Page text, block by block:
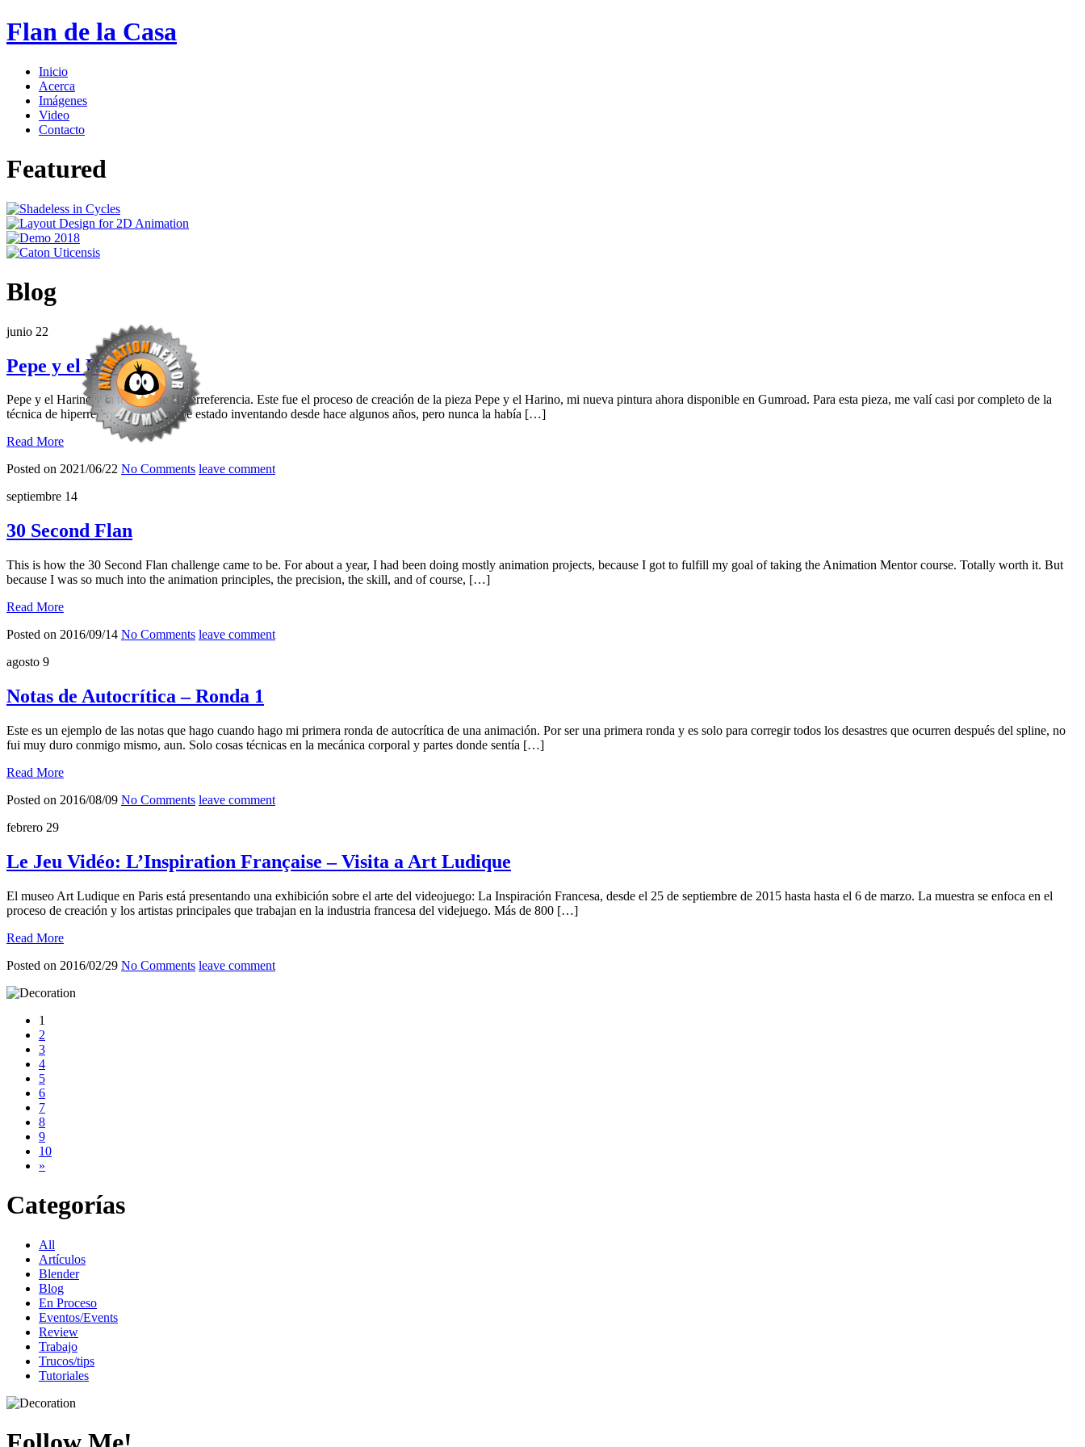
Flan de la Casa
Inicio
Acerca
Imágenes
Video
Contacto
Featured
Blog
junio 22
Pepe y el Harino
Pepe y el Harino y la técnica de Hiperreferencia. Este fue el proceso de creación de la pieza Pepe y el Harino, mi nueva pintura ahora disponible en Gumroad. Para esta pieza, me valí casi por completo de la
técnica de hiperreferencia que me he estado inventando desde hace algunos años, pero nunca la había […]
Read More
Posted on 2021/06/22 No Comments leave comment
septiembre 14
30 Second Flan
This is how the 30 Second Flan challenge came to be. For about a year, I had been doing mostly animation projects, because I got to fulfill my goal of taking the Animation Mentor course. Totally worth it. But
because I was so much into the animation principles, the precision, the skill, and of course, […]
Read More
Posted on 2016/09/14 No Comments leave comment
agosto 9
Notas de Autocrítica – Ronda 1
Este es un ejemplo de las notas que hago cuando hago mi primera ronda de autocrítica de una animación. Por ser una primera ronda y es solo para corregir todos los desastres que ocurren después del spline, no
fui muy duro conmigo mismo, aun. Solo cosas técnicas en la mecánica corporal y partes donde sentía […]
Read More
Posted on 2016/08/09 No Comments leave comment
febrero 29
Le Jeu Vidéo: L’Inspiration Française – Visita a Art Ludique
El museo Art Ludique en Paris está presentando una exhibición sobre el arte del videojuego: La Inspiración Francesa, desde el 25 de septiembre de 2015 hasta hasta el 6 de marzo. La muestra se enfoca en el
proceso de creación y los artistas principales que trabajan en la industria francesa del videjuego. Más de 800 […]
Read More
Posted on 2016/02/29 No Comments leave comment
1
2
3
4
5
6
7
8
9
10
»
Categorías
All
Artículos
Blender
Blog
En Proceso
Eventos/Events
Review
Trabajo
Trucos/tips
Tutoriales